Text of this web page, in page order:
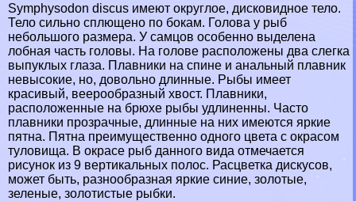
Symphysodon discus имеют округлое, дисковидное тело.
Тело сильно сплющено по бокам. Голова у рыб
небольшого размера. У самцов особенно выделена
лобная часть головы. На голове расположены два слегка
выпуклых глаза. Плавники на спине и aнaльный плавник
невысокие, но, довольно длинные. Рыбы имеет
красивый, веерообразный хвост. Плавники,
расположенные на брюхе рыбы удлиненны. Часто
плавники прозрачные, длинные на них имеются яркие
пятна. Пятна преимущественно одного цвета с окрасом
туловища. В окрасе рыб данного вида отмечается
рисунок из 9 вертикальных полос. Расцветка дискусов,
может быть, разнообразная яркие синие, золотые,
зеленые, золотистые рыбки.